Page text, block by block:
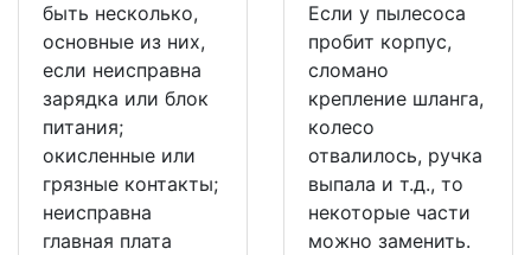
быть несколько,
основные из них,
если неисправна
зарядка или блок
питания;
окисленные или
грязные контакты;
неисправна
главная плата
Если у пылесоса
пробит корпус,
сломано
крепление шланга,
колесо
отвалилось, ручка
выпала и т.д., то
некоторые части
можно заменить.